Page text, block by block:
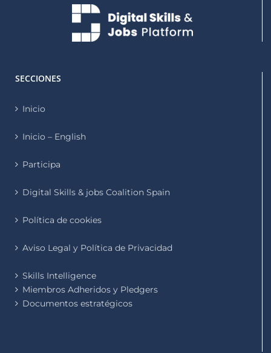
SECCIONES
Inicio
Inicio – English
Participa
Digital Skills & jobs Coalition Spain
Política de cookies
Aviso Legal y Política de Privacidad
Skills Intelligence
Miembros Adheridos y Pledgers
Documentos estratégicos